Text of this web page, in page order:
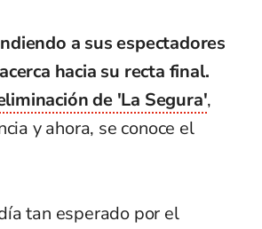
a sus espectadores
hacia su recta final.
de 'La Segura',
y ahora, se conoce el
tan esperado por el